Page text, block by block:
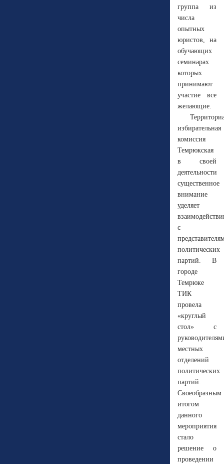
группа из
числа
опытных
юристов, на
обучающих
семинарах
которых
принимают
участие все
желающие.
избирательная
комиссия
Темрюкская
в своей
деятельности
существенное
внимание
уделяет
с
политических
партий. В
городе
Темрюке
ТИК
провела
«круглый
стол» с
местных
отделений
политических
партий.
Своеобразным
итогом
данного
мероприятия
стало
решение о
проведении